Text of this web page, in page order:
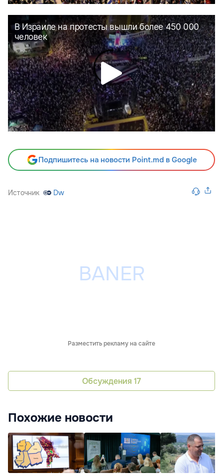
Подпишитесь на новости Point.md в Google
Источник Dw
Разместить рекламу на сайте
Обсуждения 17
Похожие новости